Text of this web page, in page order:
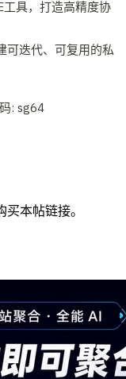
具，打造高精度协
可迭代、可复用的私
: sg64
本帖链接。